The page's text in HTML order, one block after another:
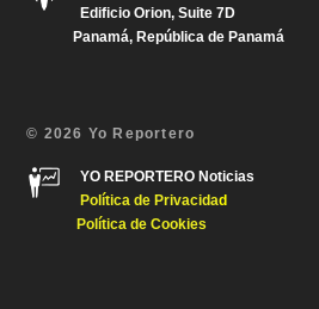
Edificio Orion, Suite 7D
Panamá, República de Panamá
© 2026 Yo Reportero
YO REPORTERO Noticias
Política de Privacidad
Política de Cookies